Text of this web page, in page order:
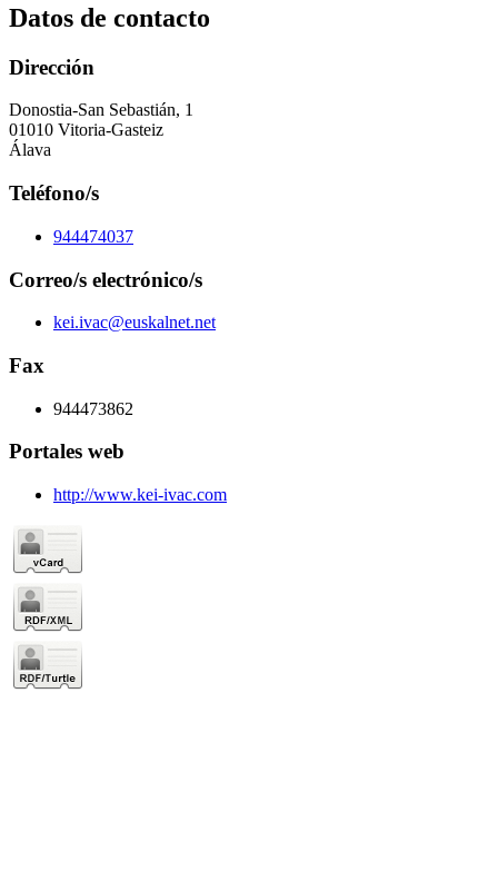
Datos de contacto
Dirección
Donostia-San Sebastián, 1
01010 Vitoria-Gasteiz
Álava
Teléfono/s
944474037
Correo/s electrónico/s
kei.ivac@euskalnet.net
Fax
944473862
Portales web
http://www.kei-ivac.com